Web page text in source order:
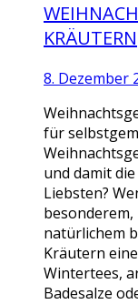
KRÄUTERN
8. Dezember
für
und damit
Liebsten?
natürlichem
Kräutern
Wintertees,
Badesalze